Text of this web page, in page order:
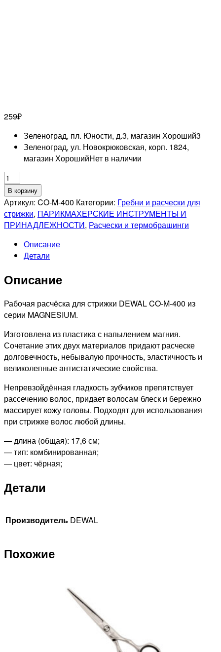
259₽
Зеленоград, пл. Юности, д.3, магазин Хороший3
Зеленоград, ул. Новокрюковская, корп. 1824,
магазин ХорошийНет в наличии
Количество
товара
DEWAL
PRO
MAGNESIUM
рабочая
комбинированная,
17,6см
В корзину
Артикул: CO-M-400 Категории: Гребни и расчески для
стрижки, ПАРИКМАХЕРСКИЕ ИНСТРУМЕНТЫ И
ПРИНАДЛЕЖНОСТИ, Расчески и термобрашинги
Описание
Детали
Описание
Рабочая расчёска для стрижки DEWAL CO-M-400 из
серии MAGNESIUM.
Изготовлена из пластика с напылением магния.
Сочетание этих двух материалов придают расческе
долговечность, небывалую прочность, эластичность и
великолепные антистатические свойства.
Непревзойдённая гладкость зубчиков препятствует
рассечению волос, придает волосам блеск и бережно
массирует кожу головы. Подходят для использования
при стрижке волос любой длины.
— длина (общая): 17,6 см;
— тип: комбинированная;
— цвет: чёрная;
Детали
Производитель DEWAL
Похожие